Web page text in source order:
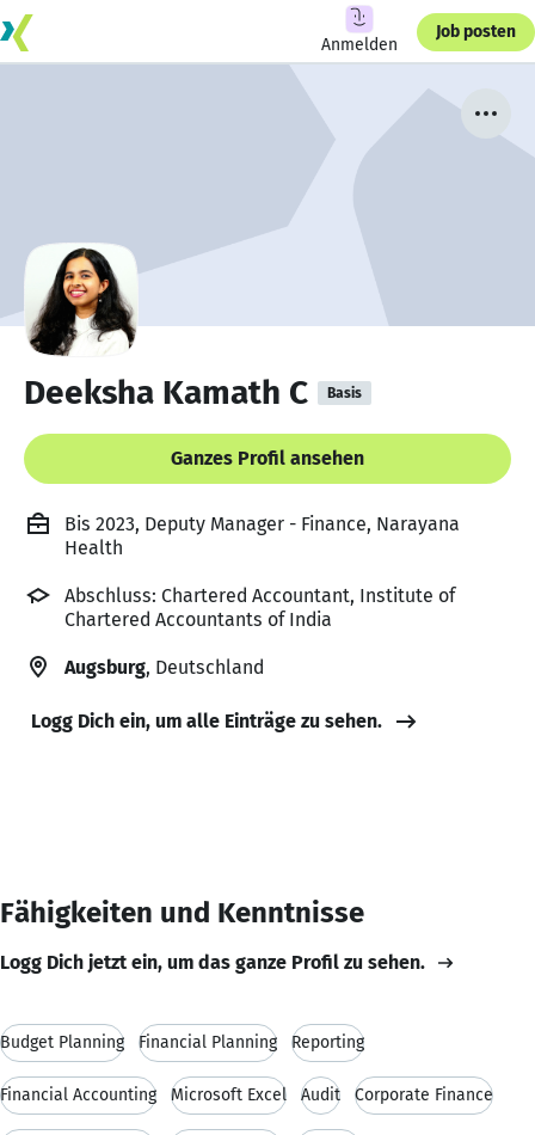
Anmelden
Job posten
Deeksha Kamath C Basis
Ganzes Profil ansehen
Bis 2023, Deputy Manager - Finance, Narayana
Health
Abschluss: Chartered Accountant, Institute of
Chartered Accountants of India
Augsburg, Deutschland
Logg Dich ein, um alle Einträge zu sehen.
Fähigkeiten und Kenntnisse
Logg Dich jetzt ein, um das ganze Profil zu sehen.
Budget Planning Financial Planning Reporting
Financial Accounting Microsoft Excel Audit Corporate Finance